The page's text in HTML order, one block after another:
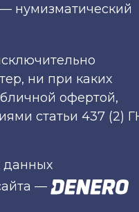
нумизматический
ни при каких
офертой,
статьи 437 (2)
данных
—